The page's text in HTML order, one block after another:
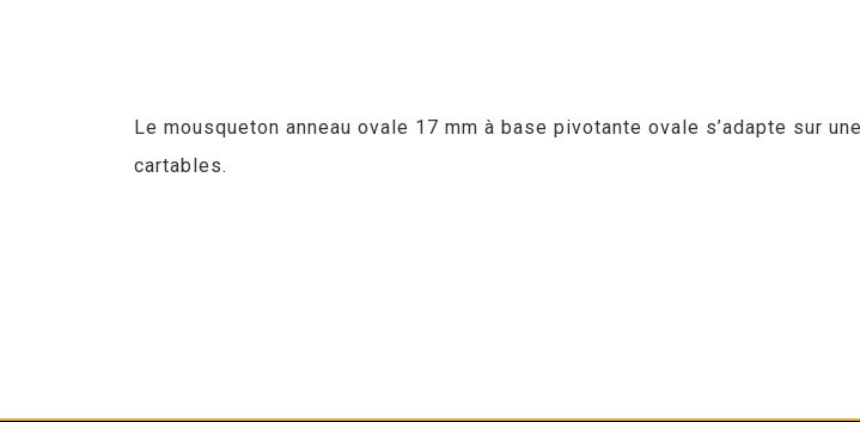
Le mousqueton anneau ovale 17 mm à base pivotante ovale s’adapte sur
cartables.